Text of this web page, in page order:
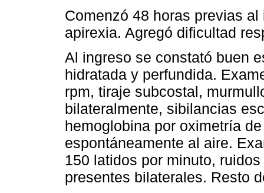
Comenzó 48 horas previas
apirexia. Agregó dificultad
Al ingreso se constató buen
hidratada y perfundida.
rpm, tiraje subcostal,
bilateralmente, sibilancias
hemoglobina por oximetría
espontáneamente al aire.
150 latidos por minuto,
presentes bilaterales. Resto